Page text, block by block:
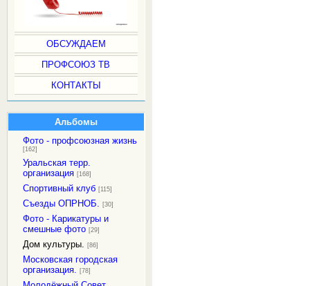
ОБСУЖДАЕМ
ПРОФСОЮЗ ТВ
КОНТАКТЫ
Альбомы
Фото - профсоюзная жизнь
[162]
Уральская терр.
организация [168]
Спортивный клуб [115]
Съезды ОПРНОБ. [30]
Фото - Карикатуры и
смешные фото [29]
Дом культуры. [86]
Московская городская
организация. [78]